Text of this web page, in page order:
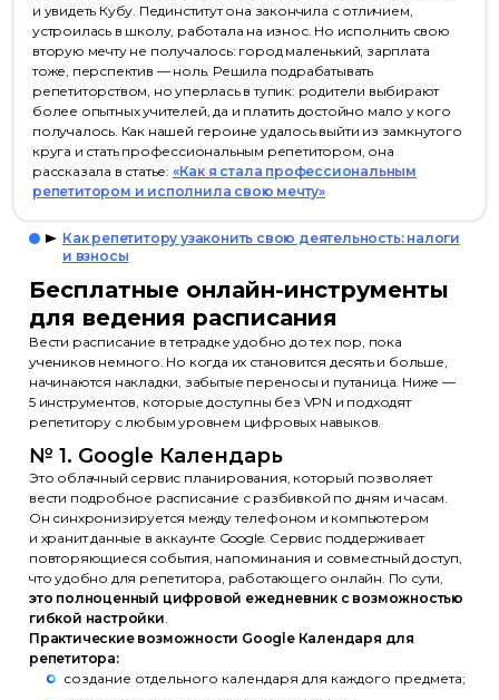
и увидеть Кубу. Пединститут она закончила с отличием,
устроилась в школу, работала на износ. Но исполнить свою
вторую мечту не получалось: город маленький, зарплата
тоже, перспектив — ноль. Решила подрабатывать
репетиторством, но уперлась в тупик: родители выбирают
более опытных учителей, да и платить достойно мало у кого
получалось. Как нашей героине удалось выйти из замкнутого
круга и стать профессиональным репетитором, она
рассказала в статье: «Как я стала профессиональным
репетитором и исполнила свою мечту»
Как репетитору узаконить свою деятельность: налоги
и взносы
Бесплатные онлайн-инструменты
для ведения расписания
Вести расписание в тетрадке удобно до тех пор, пока
учеников немного. Но когда их становится десять и больше,
начинаются накладки, забытые переносы и путаница. Ниже —
5 инструментов, которые доступны без VPN и подходят
репетитору с любым уровнем цифровых навыков.
№ 1. Google Календарь
Это облачный сервис планирования, который позволяет
вести подробное расписание с разбивкой по дням и часам.
Он синхронизируется между телефоном и компьютером
и хранит данные в аккаунте Google. Сервис поддерживает
повторяющиеся события, напоминания и совместный доступ,
что удобно для репетитора, работающего онлайн. По сути,
это полноценный цифровой ежедневник с возможностью
гибкой настройки.
Практические возможности Google Календаря для
репетитора:
создание отдельного календаря для каждого предмета;